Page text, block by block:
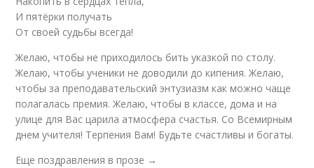
И пятёрки получать
От своей судьбы всегда!
Желаю, чтобы не приходилось бить указкой по столу.
Желаю, чтобы ученики не доводили до кипения. Желаю,
чтобы за преподавательский энтузиазм как можно чаще
полагалась премия. Желаю, чтобы в классе, дома и на
улице для Вас царила атмосфера счастья. Со Всемирным
днем учителя! Терпения Вам! Будьте счастливы и богаты.
Еще поздравления в прозе →